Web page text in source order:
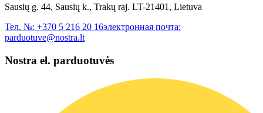
Sausių g. 44, Sausių k., Trakų raj. LT-21401, Lietuva
Тел. №: +370 5 216 20 16электронная почта:
parduotuve@nostra.lt
Nostra el. parduotuvės